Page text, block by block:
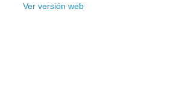
Ver versión web